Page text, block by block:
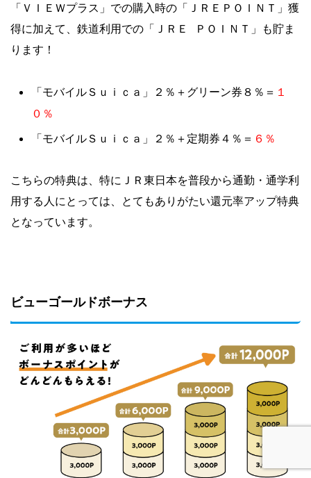
「ＶＩＥＷプラス」での購入時の「ＪＲＥＰＯＩＮＴ」獲
得に加えて、鉄道利用での「ＪＲＥ ＰＯＩＮＴ」も貯ま
ります！
「モバイルＳｕｉｃａ」２％＋グリーン券８％＝ １
０％
「モバイルＳｕｉｃａ」２％＋定期券４％＝ ６％
こちらの特典は、特にＪＲ東日本を普段から通勤・通学利
用する人にとっては、とてもありがたい還元率アップ特典
となっています。
ビューゴールドボーナス